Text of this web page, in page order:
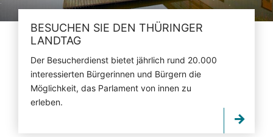
BESUCHEN SIE DEN THÜRINGER
LANDTAG
Der Besucherdienst bietet jährlich rund 20.000
interessierten Bürgerinnen und Bürgern die
Möglichkeit, das Parlament von innen zu
erleben.